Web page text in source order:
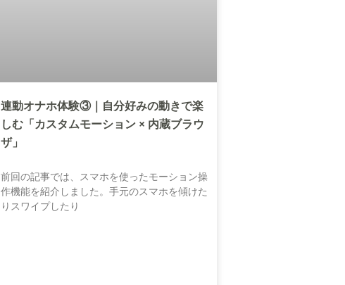
連動オナホ体験③｜自分好みの動きで楽
しむ「カスタムモーション × 内蔵ブラウ
ザ」
前回の記事では、スマホを使ったモーション操
作機能を紹介しました。手元のスマホを傾けた
りスワイプしたり